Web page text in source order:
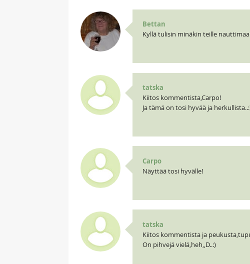
Bettan
Kyllä tulisin minäkin teille
tatska
Kiitos kommentista,Carpo!
Ja tämä on tosi hyvää ja
Carpo
Näyttää tosi hyvälle!
tatska
Kiitos kommentista ja
On pihvejä vielä,heh,,D..:)